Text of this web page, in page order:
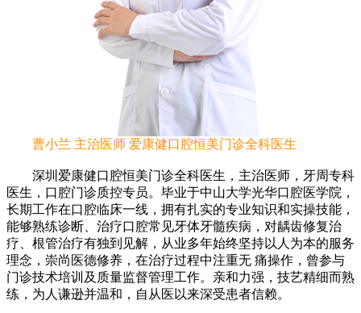
曹小兰 主治医师 爱康健口腔恒美门诊全科医生
深圳爱康健口腔恒美门诊全科医生，主治医师，牙周专科
医生，口腔门诊质控专员。毕业于中山大学光华口腔医学院，
长期工作在口腔临床一线，拥有扎实的专业知识和实操技能，
能够熟练诊断、治疗口腔常见牙体牙髓疾病，对龋齿修复治
疗、根管治疗有独到见解，从业多年始终坚持以人为本的服务
理念，崇尚医德修养，在治疗过程中注重无 痛操作，曾参与
门诊技术培训及质量监督管理工作。亲和力强，技艺精细而熟
练，为人谦逊并温和，自从医以来深受患者信赖。